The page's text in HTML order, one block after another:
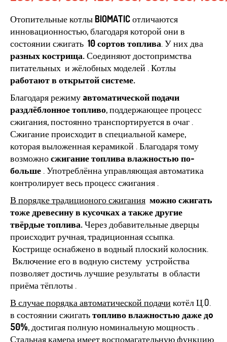
Отопительные котлы BIOMATICотличаются
инновационностью, благодаря которой они в
состоянии сжигать 10 сортов топлива. У них два
разных кострища.Соединяют достопримства
питательных и жёлобных моделей . Котлы
работают в открытой системе.
Благодаря режиму aвтоматической подачи
раздлёблонное топливо, поддержающее процесс
сжигания, постоянно транспортируется в очаг .
Сжигание происходит в специальной камере,
которая выложенная керамикой . Благодаря тому
возможносжигание топлива влажностью по-
больше . Употреблённа управляющая автоматика
контролирует весь процесс сжигания .
В порядке традиционого сжигания можно сжигать
тоже древесину в кусочках а также другие
твёрдые топлива.Через добавительные дверцы
происходит ручная, традиционная ссыпка.
Кострище оснабжено в водный плоский колосник.
Включение его в водную систему устройства
позволяет достичь лучшие результаты в области
приёма тёплоты .
В случае порядка автоматической подачи котёл Ц.O.
в состоянии сжигатьтопливо влажностью даже дo
50%, достигая полную номинальную мощность .
Стальная камера имеет воспомагательную функцию